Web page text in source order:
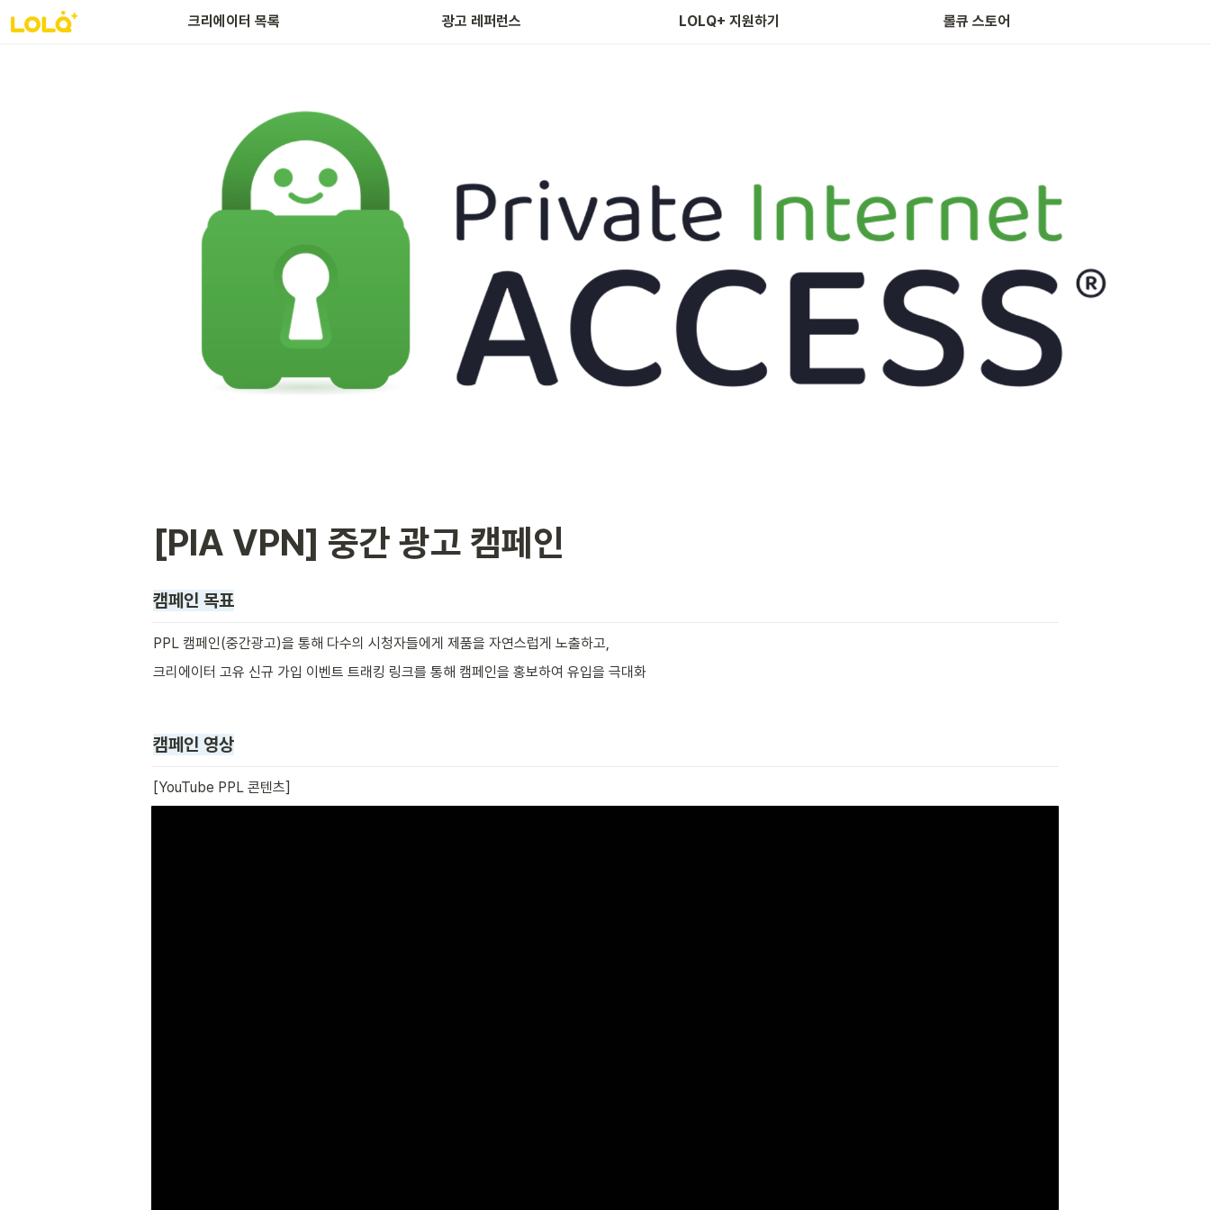
크리에이터 목록 광고 레퍼런스 LOLQ+ 지원하기 롤큐 스토어
[PIA VPN] 중간 광고 캠페인
캠페인 목표
PPL 캠페인(중간광고)을 통해 다수의 시청자들에게 제품을 자연스럽게 노출하고,
크리에이터 고유 신규 가입 이벤트 트래킹 링크를 통해 캠페인을 홍보하여 유입을 극대화
캠페인 영상
[YouTube PPL 콘텐츠]